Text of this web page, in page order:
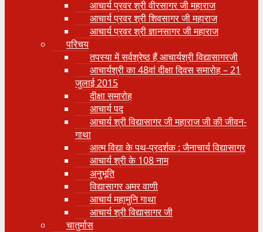
आचार्य प्रवर श्री वीरसागर जी महाराज
आचार्य प्रवर श्री शिवसागर जी महाराज
आचार्य प्रवर श्री ज्ञानसागर जी महाराज
परिचय
तपस्या में सर्वश्रेष्ठ हैं आचार्यश्री विद्यासागरजी
आचार्यश्री का 48वां दीक्षा दिवस समारोह – 21
जुलाई 2015
दीक्षा समारोह
आचार्य पद
आचार्य श्री विद्यासागर जी महाराज जी की जीवन-
गाथा
आत्म विद्या के पथ-प्रदर्शक : जैनाचार्य विद्यासागर
आचार्य श्री के 108 नाम
अनुभूति
विद्यासागर अमर वाणी
आचार्य महामुनि गाथा
आचार्य श्री विद्यासागर जी
चातुर्मास